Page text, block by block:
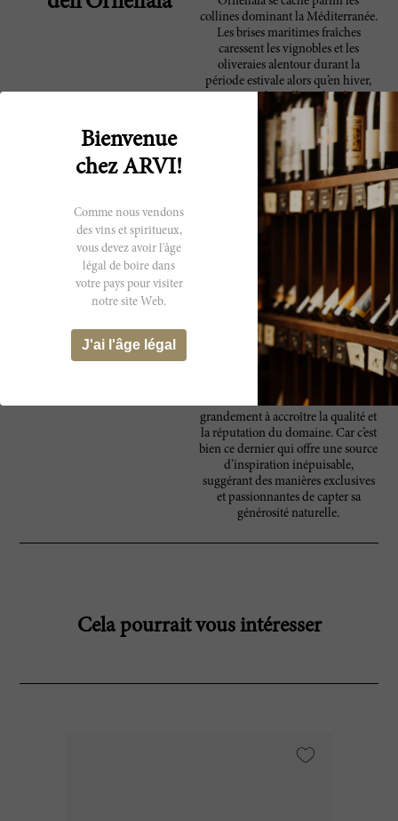
collines dominant la Méditerranée.
Les brises maritimes fraîches
caressent les vignobles et les
oliveraies alentour durant la
période estivale alors qu’en hiver,
au contraire, les collines les abritent
des vents froids descendant du
Nord. Chez Ornellaia, le terroir
tient une place particulière et doit
s’exprimer de la manière la plus
fidèle. La diversité des sols –
marins, alluvionnaires et
volcaniques – associée au climat
maritime créent un
nombreuses parcelles de vignes
s’inscrivent dans le paysage à la
manière d’une mosaïque, à
l’origine d’une expression de
beauté, de complexité et d’élégance
unique. Néanmoins, l’équipe
déterminée d’Ornellaia contribue
grandement à accroître la qualité et
la réputation du domaine. Car c’est
bien ce dernier qui offre une source
d’inspiration inépuisable,
suggérant des manières exclusives
et passionnantes de capter sa
générosité naturelle.
Cela pourrait vous intéresser
Bienvenue
chez ARVI!
Comme nous vendons
des vins et spiritueux,
vous devez avoir l'âge
légal de boire dans
votre pays pour visiter
notre site Web.
J'ai l'âge légal